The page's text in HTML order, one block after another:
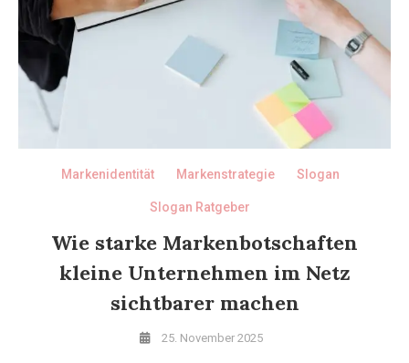
Markenidentität Markenstrategie Slogan
Slogan Ratgeber
Wie starke Markenbotschaften
kleine Unternehmen im Netz
sichtbarer machen
25. November 2025